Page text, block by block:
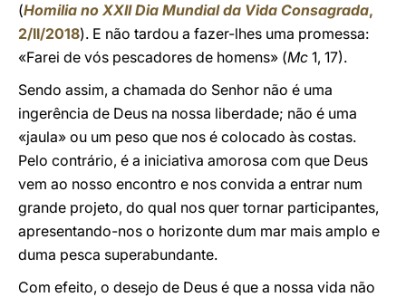
(Homilia no XXII Dia Mundial da Vida Consagrada,
2/II/2018). E não tardou a fazer-lhes uma promessa:
«Farei de vós pescadores de homens» (Mc 1, 17).
Sendo assim, a chamada do Senhor não é uma
ingerência de Deus na nossa liberdade; não é uma
«jaula» ou um peso que nos é colocado às costas.
Pelo contrário, é a iniciativa amorosa com que Deus
vem ao nosso encontro e nos convida a entrar num
grande projeto, do qual nos quer tornar participantes,
apresentando-nos o horizonte dum mar mais amplo e
duma pesca superabundante.
Com efeito, o desejo de Deus é que a nossa vida não